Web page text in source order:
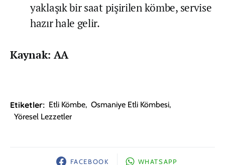
yaklaşık bir saat pişirilen kömbe, servise
hazır hale gelir.
Kaynak: AA
Etiketler: Etli Kömbe, Osmaniye Etli Kömbesi,
Yöresel Lezzetler
FACEBOOK WHATSAPP